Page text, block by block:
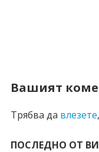
Вашият
Трябва да влезете
ПОСЛЕДНО ОТ